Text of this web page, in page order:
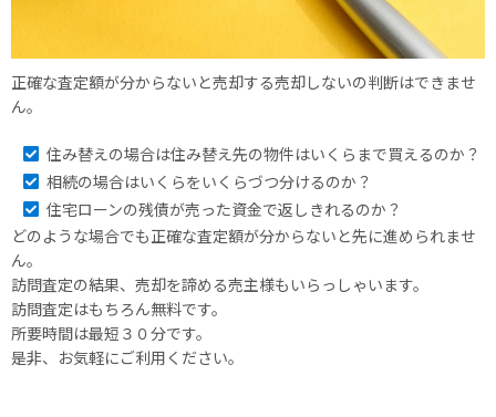
正確な査定額が分からないと売却する売却しないの判断はできませ
ん。
住み替えの場合は住み替え先の物件はいくらまで買えるのか？
相続の場合はいくらをいくらづつ分けるのか？
住宅ローンの残債が売った資金で返しきれるのか？
どのような場合でも正確な査定額が分からないと先に進められませ
ん。
訪問査定の結果、売却を諦める売主様もいらっしゃいます。
訪問査定はもちろん無料です。
所要時間は最短３０分です。
是非、お気軽にご利用ください。